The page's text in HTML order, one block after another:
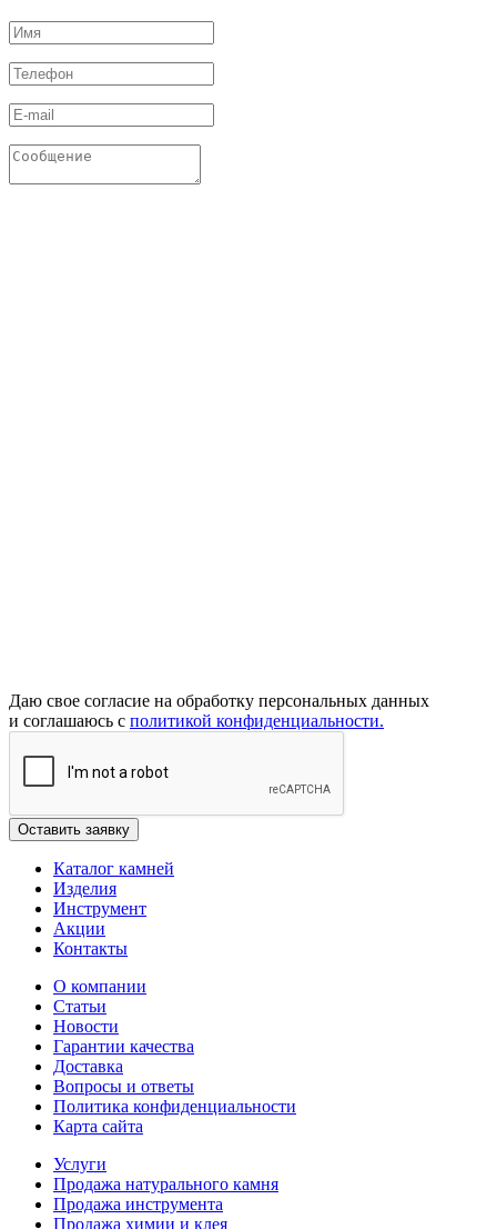
Даю свое согласие на обработку персональных данных
и соглашаюсь с политикой конфиденциальности.
Каталог камней
Изделия
Инструмент
Акции
Контакты
О компании
Статьи
Новости
Гарантии качества
Доставка
Вопросы и ответы
Политика конфиденциальности
Карта сайта
Услуги
Продажа натурального камня
Продажа инструмента
Продажа химии и клея